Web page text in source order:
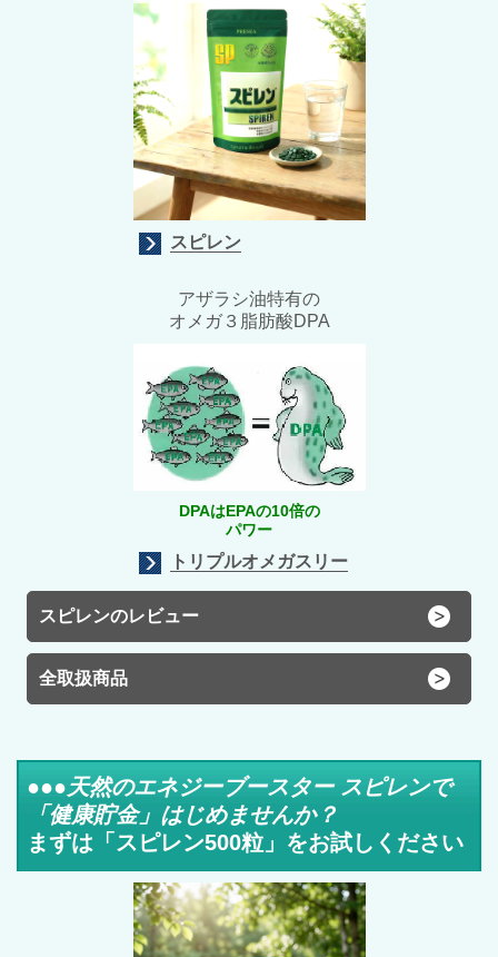
スピレン
アザラシ油特有の
オメガ３脂肪酸DPA
DPAはEPAの10倍の
パワー
トリプルオメガスリー
スピレンのレビュー
全取扱商品
●●●天然のエネジーブースター スピレンで
「健康貯金」はじめませんか？
まずは「スピレン500粒」をお試しください